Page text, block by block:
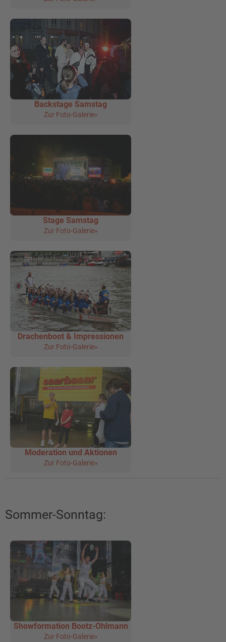
Backstage Samstag
Zur Foto-Galerie»
Stage Samstag
Zur Foto-Galerie»
Drachenboot & Impressionen
Zur Foto-Galerie»
Moderation und Aktionen
Zur Foto-Galerie»
Sommer-Sonntag:
Showformation Bootz-Ohlmann
Zur Foto-Galerie»